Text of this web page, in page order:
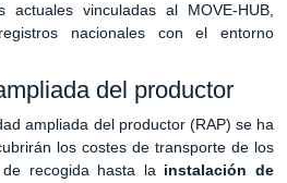
actuales vinculadas al MOVE-HUB,
nacionales con el entorno
del productor
ampliada del productor (RAP) se ha
los costes de transporte de los
recogida hasta la instalación de